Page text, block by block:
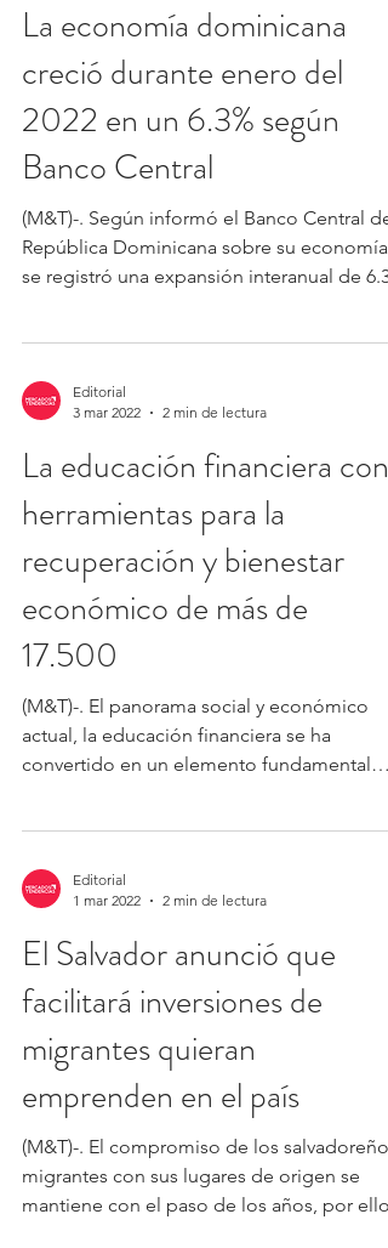
La economía dominicana
creció durante enero del
2022 en un 6.3% según
Banco Central
(M&T)-. Según informó el Banco Central de
República Dominicana sobre su economía,
se registró una expansión interanual de 6.3%
Editorial
3 mar 2022
2 min de lectura
La educación financiera con
herramientas para la
recuperación y bienestar
económico de más de
17.500
(M&T)-. El panorama social y económico
actual, la educación financiera se ha
convertido en un elemento fundamental
Editorial
1 mar 2022
2 min de lectura
El Salvador anunció que
facilitará inversiones de
migrantes quieran
emprenden en el país
(M&T)-. El compromiso de los salvadoreños
migrantes con sus lugares de origen se
mantiene con el paso de los años, por ello,